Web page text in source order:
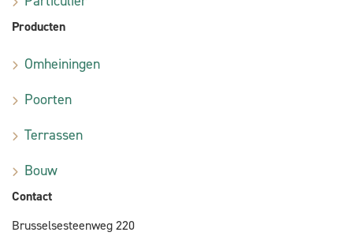
Producten
Omheiningen
Poorten
Terrassen
Bouw
Contact
Brusselsesteenweg 220